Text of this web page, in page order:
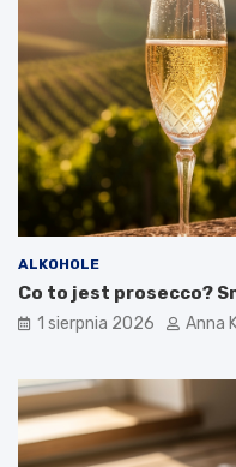
ALKOHOLE
Co to jest prosecco?
1 sierpnia 2026 Anna